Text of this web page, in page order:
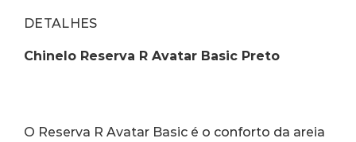
DETALHES
Chinelo Reserva R Avatar Basic Preto
O Reserva R Avatar Basic é o conforto da areia